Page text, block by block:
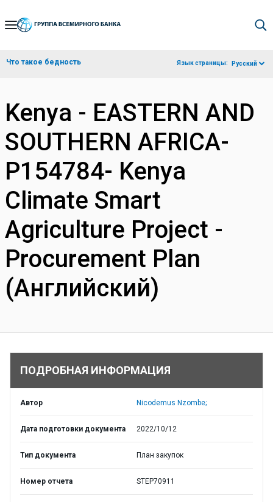
Skip
Navigation
Что такое бедность Язык страницы: Русский
Kenya - EASTERN AND
SOUTHERN AFRICA-
P154784- Kenya
Climate Smart
Agriculture Project -
Procurement Plan
(Английский)
ПОДРОБНАЯ ИНФОРМАЦИЯ
Автор Nicodemus Nzombe;
Дата подготовки документа 2022/10/12
Тип документа План закупок
Номер отчета STEP70911